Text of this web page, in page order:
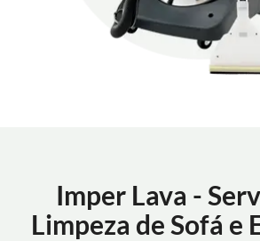
Imper Lava -
Limpeza de Sofá e